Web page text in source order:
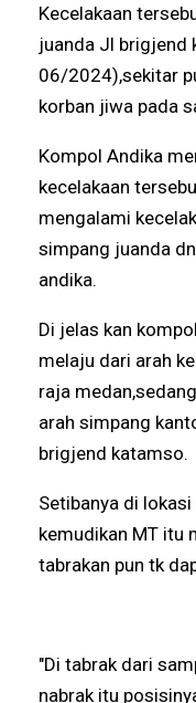
Kecelakaan
juanda Jl brigjend
06/2024),sekitar
korban jiwa pada
Kompol Andika
kecelakaan
mengalami
simpang juanda
andika.
Di jelas kan
melaju dari arah
raja
arah simpang
brigjend katamso.
Setibanya di
kemudikan MT itu
tabrakan pun tk
"Di tabrak dari
nabrak itu